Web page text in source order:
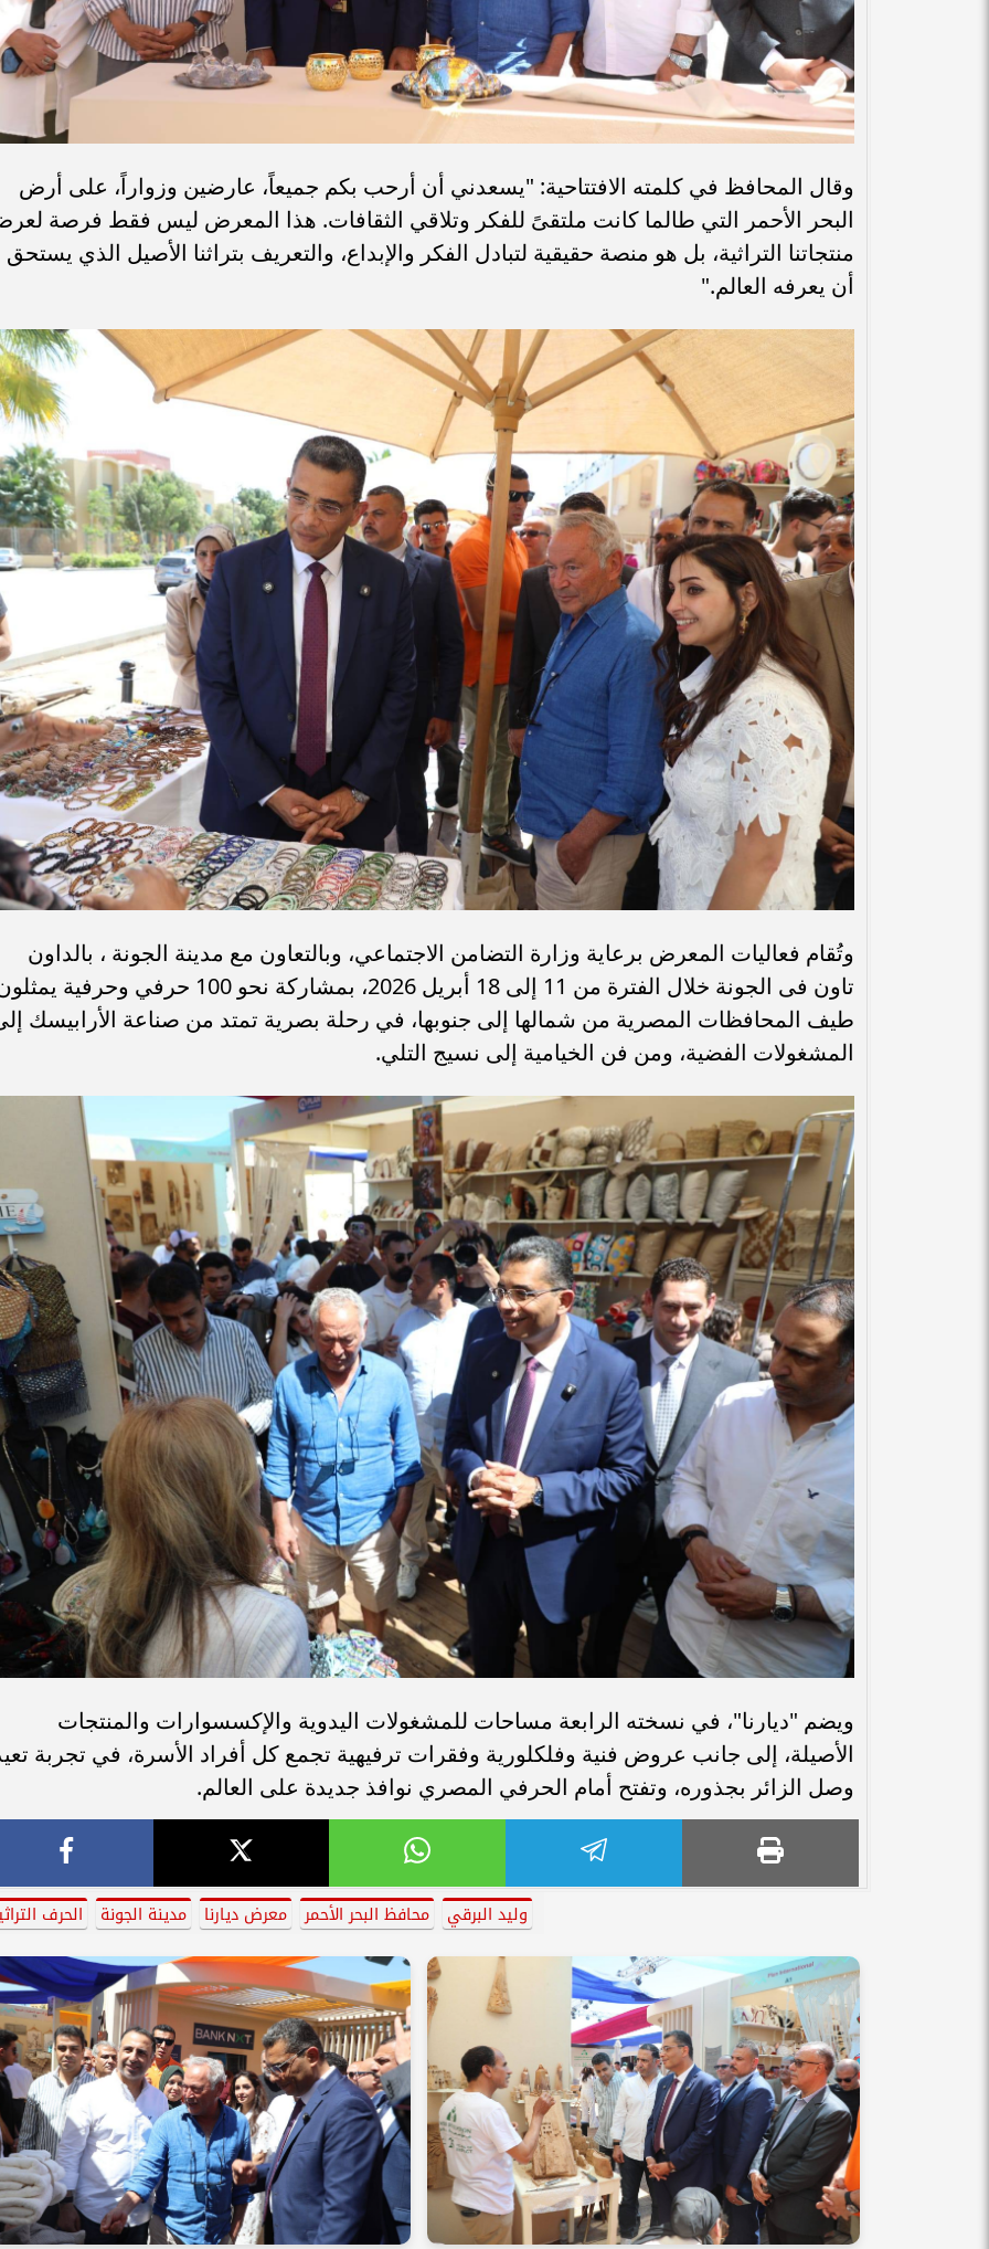
وقال المحافظ في كلمته الافتتاحية: "يسعدني أن أرحب بكم جميعاً، عارضين وزواراً، على أرض
البحر الأحمر التي طالما كانت ملتقىً للفكر وتلاقي الثقافات. هذا المعرض ليس فقط فرصة
منتجاتنا التراثية، بل هو منصة حقيقية لتبادل الفكر والإبداع، والتعريف بتراثنا الأصيل الذي يستحق
أن يعرفه العالم."
وتُقام فعاليات المعرض برعاية وزارة التضامن الاجتماعي، وبالتعاون مع مدينة الجونة ، بالداون
تاون فى الجونة خلال الفترة من 11 إلى 18 أبريل 2026، بمشاركة نحو 100 حرفي وحرفية
طيف المحافظات المصرية من شمالها إلى جنوبها، في رحلة بصرية تمتد من صناعة الأرابيسك
المشغولات الفضية، ومن فن الخيامية إلى نسيج التلي.
ويضم "ديارنا"، في نسخته الرابعة مساحات للمشغولات اليدوية والإكسسوارات والمنتجات
الأصيلة، إلى جانب عروض فنية وفلكلورية وفقرات ترفيهية تجمع كل أفراد الأسرة، في تجربة
وصل الزائر بجذوره، وتفتح أمام الحرفي المصري نوافذ جديدة على العالم.
وليد البرقي محافظ البحر الأحمر معرض ديارنا مدينة الجونة الحرف